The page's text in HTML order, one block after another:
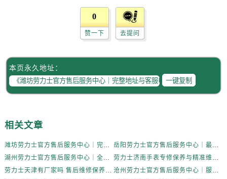
安徽省合肥市蜀山区潜山路111号万象城华润大厦B座12楼03室劳力士售后服务中心（需提前预约）
吉林省长春市朝阳区西安大路727号中银大厦A座(旺进大厦)18层09室劳力士售后服务中心（需提前预约）
0
赞一下 去提问
本页永久地址：
一键复制
相关文章
潍坊劳力士官方售后服务中心｜完整地址与客服电话权威信息公示（2026年7月更新）
岳阳劳力士官方售后服务中心｜最新电话和官方维修地址权威信息公示（2026年7月更新）
湖州劳力士官方售后服务中心｜全新服务热线及门店地址权威信息公示（2026年7月更新）
劳力士济南手表专修保养与精准维修服务权威公示（2026年7月最新）
劳力士天津有厂家吗 售后维修保养服务网点指南权威公示（2026年7月最新）
沧州劳力士官方售后服务中心｜服务电话及完整官方地址权威信息公示（2026年7月更新）